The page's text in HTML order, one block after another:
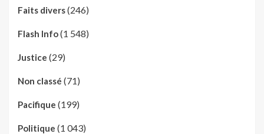
Faits divers(246)
Flash Info(1 548)
Justice (29)
Non classé (71)
Pacifique (199)
Politique (1 043)